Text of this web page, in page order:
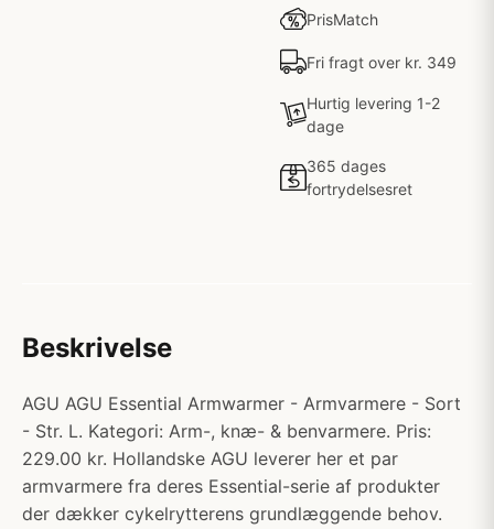
PrisMatch
Fri fragt over kr. 349
Hurtig levering 1-2
dage
365 dages
fortrydelsesret
Beskrivelse
AGU AGU Essential Armwarmer - Armvarmere - Sort
- Str. L. Kategori: Arm-, knæ- & benvarmere. Pris:
229.00 kr. Hollandske AGU leverer her et par
armvarmere fra deres Essential-serie af produkter
der dækker cykelrytterens grundlæggende behov.